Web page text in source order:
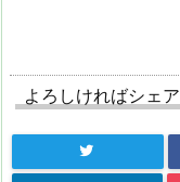
よろしければシェ